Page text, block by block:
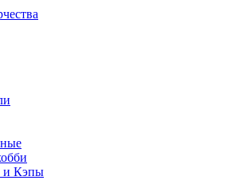
и Кэпы